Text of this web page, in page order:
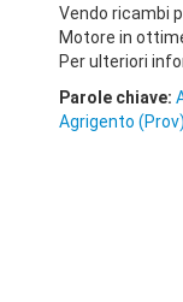
Vendo ricambi
Motore in
Per ulteriori
Parole chiave:
Agrigento (Prov)